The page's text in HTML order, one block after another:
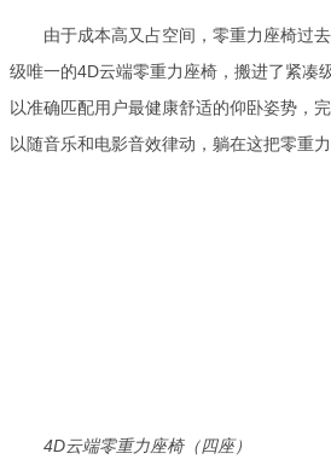
由于成本高又占空间，零重力座椅过
级唯一的4D云端零重力座椅，搬进了紧凑
以准确匹配用户最健康舒适的仰卧姿势，
以随音乐和电影音效律动，躺在这把零重
4D云端零重力座椅（四座）